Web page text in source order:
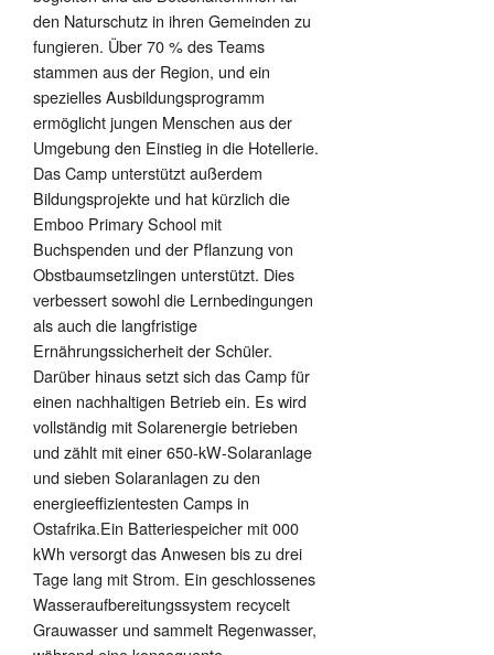
den Naturschutz in ihren Gemeinden zu
fungieren. Über 70 % des Teams
stammen aus der Region, und ein
spezielles Ausbildungsprogramm
ermöglicht jungen Menschen aus der
Umgebung den Einstieg in die Hotellerie.
Das Camp unterstützt außerdem
Bildungsprojekte und hat kürzlich die
Emboo Primary School mit
Buchspenden und der Pflanzung von
Obstbaumsetzlingen unterstützt. Dies
verbessert sowohl die Lernbedingungen
als auch die langfristige
Ernährungssicherheit der Schüler.
Darüber hinaus setzt sich das Camp für
einen nachhaltigen Betrieb ein. Es wird
vollständig mit Solarenergie betrieben
und zählt mit einer 650-kW-Solaranlage
und sieben Solaranlagen zu den
energieeffizientesten Camps in
Ostafrika.Ein Batteriespeicher mit 000
kWh versorgt das Anwesen bis zu drei
Tage lang mit Strom. Ein geschlossenes
Wasseraufbereitungssystem recycelt
Grauwasser und sammelt Regenwasser,